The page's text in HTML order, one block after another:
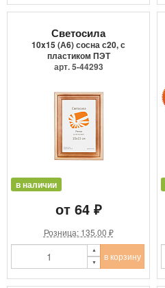
Светосила
10x15 (А6) сосна с20, с
пластиком ПЭТ
арт. 5-44293
в наличии
от 64 ₽
Розница: 135.00 ₽
в корзину